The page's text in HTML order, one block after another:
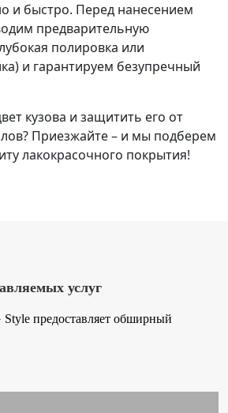
и быстро. Перед нанесением
предварительную
полировка или
и гарантируем безупречный
кузова и защитить его от
Приезжайте – и мы подберем
лакокрасочного покрытия!
услуг
предоставляет обширный